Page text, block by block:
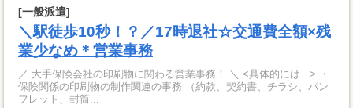
[一般派遣]
＼駅徒歩10秒！？／17時退社☆交通費全額×残
業少なめ＊営業事務
／ 大手保険会社の印刷物に関わる営業事務！ ＼ <具体的には...> ・
保険関係の印刷物の制作関連の事務 （約款、契約書、チラシ、パン
フレット、封筒...